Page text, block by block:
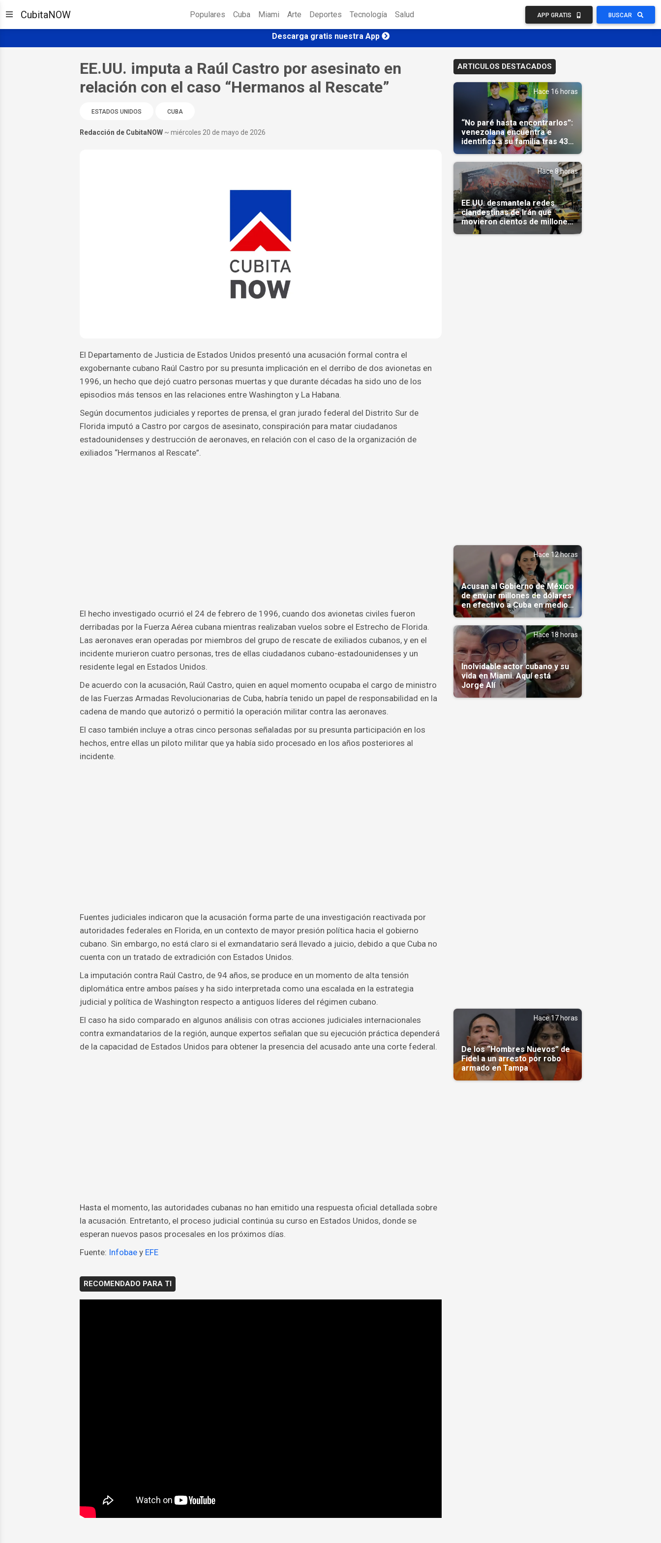
CubitaNOW Populares Cuba Miami Arte Deportes Tecnología Salud APP GRATIS BUSCAR
Descarga gratis nuestra App
EE.UU. imputa a Raúl Castro por asesinato en
relación con el caso “Hermanos al Rescate”
ESTADOS UNIDOS CUBA
Redacción de CubitaNOW ~ miércoles 20 de mayo de 2026
El Departamento de Justicia de Estados Unidos presentó una acusación formal contra el
exgobernante cubano Raúl Castro por su presunta implicación en el derribo de dos avionetas en
1996, un hecho que dejó cuatro personas muertas y que durante décadas ha sido uno de los
episodios más tensos en las relaciones entre Washington y La Habana.
Según documentos judiciales y reportes de prensa, el gran jurado federal del Distrito Sur de
Florida imputó a Castro por cargos de asesinato, conspiración para matar ciudadanos
estadounidenses y destrucción de aeronaves, en relación con el caso de la organización de
exiliados “Hermanos al Rescate”.
El hecho investigado ocurrió el 24 de febrero de 1996, cuando dos avionetas civiles fueron
derribadas por la Fuerza Aérea cubana mientras realizaban vuelos sobre el Estrecho de Florida.
Las aeronaves eran operadas por miembros del grupo de rescate de exiliados cubanos, y en el
incidente murieron cuatro personas, tres de ellas ciudadanos cubano-estadounidenses y un
residente legal en Estados Unidos.
De acuerdo con la acusación, Raúl Castro, quien en aquel momento ocupaba el cargo de ministro
de las Fuerzas Armadas Revolucionarias de Cuba, habría tenido un papel de responsabilidad en la
cadena de mando que autorizó o permitió la operación militar contra las aeronaves.
El caso también incluye a otras cinco personas señaladas por su presunta participación en los
hechos, entre ellas un piloto militar que ya había sido procesado en los años posteriores al
incidente.
Fuentes judiciales indicaron que la acusación forma parte de una investigación reactivada por
autoridades federales en Florida, en un contexto de mayor presión política hacia el gobierno
cubano. Sin embargo, no está claro si el exmandatario será llevado a juicio, debido a que Cuba no
cuenta con un tratado de extradición con Estados Unidos.
La imputación contra Raúl Castro, de 94 años, se produce en un momento de alta tensión
diplomática entre ambos países y ha sido interpretada como una escalada en la estrategia
judicial y política de Washington respecto a antiguos líderes del régimen cubano.
El caso ha sido comparado en algunos análisis con otras acciones judiciales internacionales
contra exmandatarios de la región, aunque expertos señalan que su ejecución práctica dependerá
de la capacidad de Estados Unidos para obtener la presencia del acusado ante una corte federal.
Hasta el momento, las autoridades cubanas no han emitido una respuesta oficial detallada sobre
la acusación. Entretanto, el proceso judicial continúa su curso en Estados Unidos, donde se
esperan nuevos pasos procesales en los próximos días.
Fuente: Infobaey EFE
RECOMENDADO PARA TI
ARTICULOS DESTACADOS
Hace 16 horas
“No paré hasta encontrarlos”:
venezolana encuentra e
identifica a su familia tras 43
días del terremoto
Hace 8 horas
EE.UU. desmantela redes
clandestinas de Irán que
movieron cientos de millones
de dólares
Hace 12 horas
Acusan al Gobierno de México
de enviar millones de dólares
en efectivo a Cuba en medio
de la crisis de la Isla
Hace 18 horas
Inolvidable actor cubano y su
vida en Miami. Aquí está
Jorge Alí
Hace 17 horas
De los “Hombres Nuevos” de
Fidel a un arresto por robo
armado en Tampa